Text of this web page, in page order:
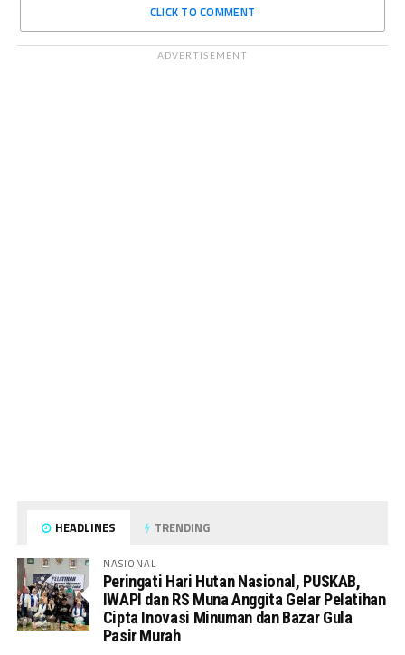
CLICK TO COMMENT
ADVERTISEMENT
HEADLINES TRENDING
NASIONAL
Peringati Hari Hutan Nasional, PUSKAB,
IWAPI dan RS Muna Anggita Gelar Pelatihan
Cipta Inovasi Minuman dan Bazar Gula
Pasir Murah